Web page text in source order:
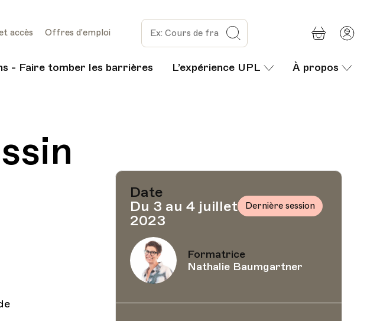
Date
Du 3 au 4 juillet
2023
Dernière session
Formatrice
Nathalie Baumgartner
Panier
- Faire tomber les barrières L’expérience UPL À propos
accès Offres d'emploi